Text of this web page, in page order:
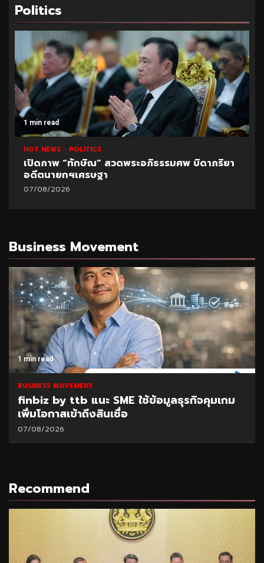
Politics
1 min read
HOT NEWS POLITICS
เปิดภาพ “ทักษิณ” สวดพระอภิธรรมศพ บิดาภริยา
อดีตนายกฯเศรษฐา
07/08/2026
Business Movement
1 min read
BUSINESS MOVEMENT
finbiz by ttb แนะ SME ใช้ข้อมูลธุรกิจคุมเกม
เพิ่มโอกาสเข้าถึงสินเชื่อ
07/08/2026
Recommend